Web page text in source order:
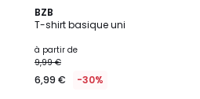
BZB
T-shirt basique uni
à partir de
9,99 €
6,99 € -30%
10
Couleurs